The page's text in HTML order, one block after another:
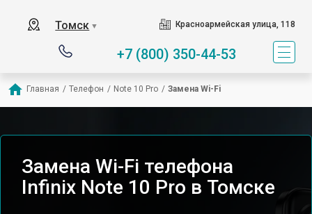
Томск ▼ Красноармейская улица, 118
+7 (800) 350-44-53
Главная / Телефон / Note 10 Pro / Замена Wi-Fi
Замена Wi-Fi телефона
Infinix Note 10 Pro в Томске